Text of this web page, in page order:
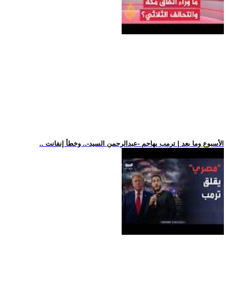
.. الأسبوع وما بعد | ترمب يهاجم -عبدالرحمن السيد-.. وخطأ إنفانت